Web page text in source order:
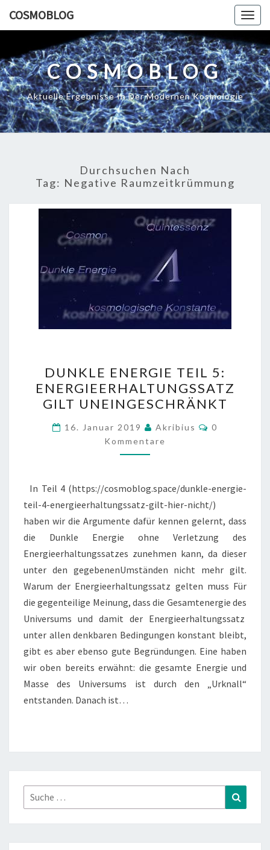
COSMOBLOG
COSMOBLOG
Aktuelle Ergebnisse In Der Modernen Kosmologie
Durchsuchen Nach
Tag: Negative Raumzeitkrümmung
ENERGIE
TEIL
5:
GILT
UNEINGESCHRÄNKT
DUNKLE ENERGIE TEIL 5:
ENERGIEERHALTUNGSSATZ
GILT UNEINGESCHRÄNKT
16. Januar 2019 Akribius Kommentare
0
Kommentare
In Teil 4 (https://cosmoblog.space/dunkle-energie-
teil-4-energieerhaltungssatz-gilt-hier-nicht/)
haben wir die Argumente dafür kennen gelernt, dass
die Dunkle Energie ohne Verletzung des
Energieerhaltungssatzes zunehmen kann, da dieser
unter den gegebenenUmständen nicht mehr gilt.
Warum der Energieerhaltungssatz gelten muss Für
die gegenteilige Meinung, dass die Gesamtenergie des
Universums und damit der Energieerhaltungssatz
unter allen denkbaren Bedingungen konstant bleibt,
gibt es aber ebenso gute Begründungen. Eine haben
wir oben bereits erwähnt: die gesamte Energie und
Masse des Universums ist durch den „Urknall“
entstanden. Danach ist…
Suche
nach: